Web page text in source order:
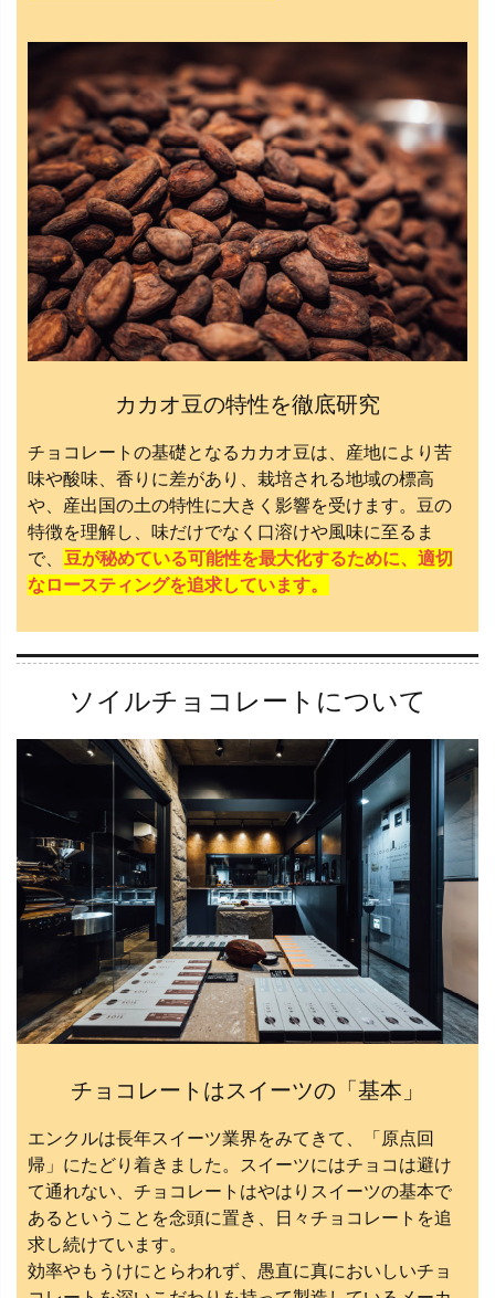
カカオ豆の特性を徹底研究
チョコレートの基礎となるカカオ豆は、産地により苦
味や酸味、香りに差があり、栽培される地域の標高
や、産出国の土の特性に大きく影響を受けます。豆の
特徴を理解し、味だけでなく口溶けや風味に至るま
で、 豆が秘めている可能性を最大化するために、適切
なロースティングを追求しています。
ソイルチョコレートについて
チョコレートはスイーツの「基本」
エンクルは長年スイーツ業界をみてきて、「原点回
帰」にたどり着きました。スイーツにはチョコは避け
て通れない、チョコレートはやはりスイーツの基本で
あるということを念頭に置き、日々チョコレートを追
求し続けています。
効率やもうけにとらわれず、愚直に真においしいチョ